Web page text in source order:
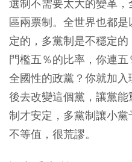
選制不需要太大的變革
區兩票制。全世界也都
定的，多黨制是不穩定
門檻五％的比率，你連
全國性的政黨？你就加
後去改變這個黨，讓黨
制才安定，多黨制讓小
不等值，很荒謬。